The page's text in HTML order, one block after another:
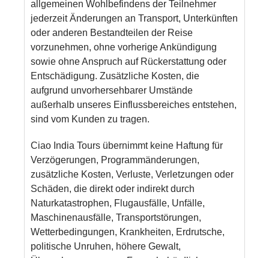
allgemeinen Wohlbefindens der Teilnehmer
jederzeit Änderungen an Transport, Unterkünften
oder anderen Bestandteilen der Reise
vorzunehmen, ohne vorherige Ankündigung
sowie ohne Anspruch auf Rückerstattung oder
Entschädigung. Zusätzliche Kosten, die
aufgrund unvorhersehbarer Umstände
außerhalb unseres Einflussbereiches entstehen,
sind vom Kunden zu tragen.
Ciao India Tours übernimmt keine Haftung für
Verzögerungen, Programmänderungen,
zusätzliche Kosten, Verluste, Verletzungen oder
Schäden, die direkt oder indirekt durch
Naturkatastrophen, Flugausfälle, Unfälle,
Maschinenausfälle, Transportstörungen,
Wetterbedingungen, Krankheiten, Erdrutsche,
politische Unruhen, höhere Gewalt,